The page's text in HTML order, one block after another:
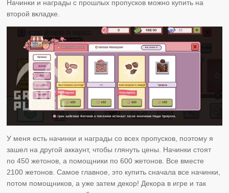
Начинки и награды с прошлых пропусков можно купить на
второй вкладке.
У меня есть начинки и награды со всех пропусков, поэтому я
зашел на другой аккаунт, чтобы глянуть цены. Начинки стоят
по 450 жетонов, а помощники по 600 жетонов. Все вместе
2100 жетонов. Самое главное, это купить сначала все начинки,
потом помощников, а уже затем декор! Декора в игре и так